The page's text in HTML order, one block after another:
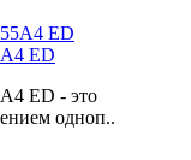
ED
ED - это
одноп..